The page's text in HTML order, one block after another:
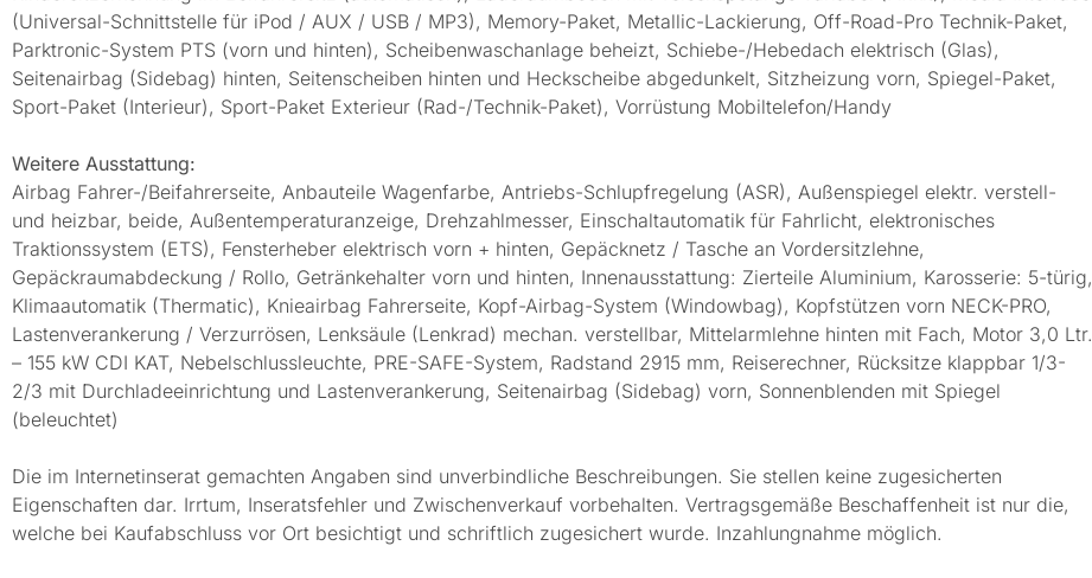
(Universal-Schnittstelle für iPod / AUX / USB / MP3), Memory-Paket, Metallic-Lackierung, Off-Road-Pro Technik-Paket,
Parktronic-System PTS (vorn und hinten), Scheibenwaschanlage beheizt, Schiebe-/Hebedach elektrisch (Glas),
Seitenairbag (Sidebag) hinten, Seitenscheiben hinten und Heckscheibe abgedunkelt, Sitzheizung vorn, Spiegel-Paket,
Sport-Paket (Interieur), Sport-Paket Exterieur (Rad-/Technik-Paket), Vorrüstung Mobiltelefon/Handy
Weitere Ausstattung:
Airbag Fahrer-/Beifahrerseite, Anbauteile Wagenfarbe, Antriebs-Schlupfregelung (ASR), Außenspiegel elektr. verstell-
und heizbar, beide, Außentemperaturanzeige, Drehzahlmesser, Einschaltautomatik für Fahrlicht, elektronisches
Traktionssystem (ETS), Fensterheber elektrisch vorn + hinten, Gepäcknetz / Tasche an Vordersitzlehne,
Gepäckraumabdeckung / Rollo, Getränkehalter vorn und hinten, Innenausstattung: Zierteile Aluminium, Karosserie: 5-türig,
Klimaautomatik (Thermatic), Knieairbag Fahrerseite, Kopf-Airbag-System (Windowbag), Kopfstützen vorn NECK-PRO,
Lastenverankerung / Verzurrösen, Lenksäule (Lenkrad) mechan. verstellbar, Mittelarmlehne hinten mit Fach, Motor 3,0 Ltr.
– 155 kW CDI KAT, Nebelschlussleuchte, PRE-SAFE-System, Radstand 2915 mm, Reiserechner, Rücksitze klappbar 1/3-
2/3 mit Durchladeeinrichtung und Lastenverankerung, Seitenairbag (Sidebag) vorn, Sonnenblenden mit Spiegel
(beleuchtet)
Die im Internetinserat gemachten Angaben sind unverbindliche Beschreibungen. Sie stellen keine zugesicherten
Eigenschaften dar. Irrtum, Inseratsfehler und Zwischenverkauf vorbehalten. Vertragsgemäße Beschaffenheit ist nur die,
welche bei Kaufabschluss vor Ort besichtigt und schriftlich zugesichert wurde. Inzahlungnahme möglich.